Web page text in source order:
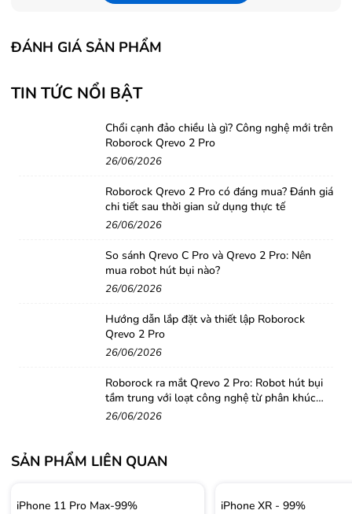
64GB / 128GB / 256GB
Width: 3.07 inches (78.1 mm)
Height: 6.24 inches (158.4 mm)
Depth: 0.30 inch (7.7 mm)
Weight: 7.13 ounces (202 grams)
Retina HD display
5.5-inch (diagonal) widescreen LCD Multi‑Touch
display with IPS technology
1920-by-1080-pixel resolution at 401 ppi
1300:1 contrast ratio (typical)
True Tone display
Wide color display (P3)
625 nits max brightness (typical)
Splash, Water, and Dust Resistant
Rated IP67 (maximum depth of 1 meter up to 30
ĐÁNH GIÁ SẢN PHẨM
TIN TỨC NỔI BẬT
Chổi cạnh đảo chiều là gì? Công nghệ mới trên
Roborock Qrevo 2 Pro
26/06/2026
Roborock Qrevo 2 Pro có đáng mua? Đánh giá
chi tiết sau thời gian sử dụng thực tế
26/06/2026
So sánh Qrevo C Pro và Qrevo 2 Pro: Nên
mua robot hút bụi nào?
26/06/2026
Hướng dẫn lắp đặt và thiết lập Roborock
Qrevo 2 Pro
26/06/2026
Roborock ra mắt Qrevo 2 Pro: Robot hút bụi
tầm trung với loạt công nghệ từ phân khúc
cao cấp
26/06/2026
SẢN PHẨM LIÊN QUAN
iPhone 11 Pro Max-99% iPhone XR - 99%